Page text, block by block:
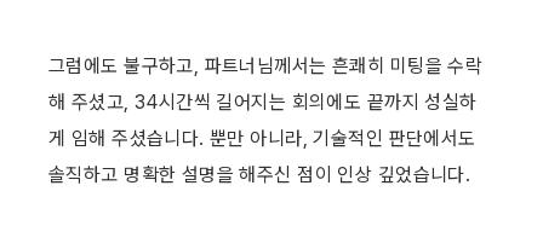
그럼에도 불구하고, 파트너님께서는 흔쾌히 미팅을 수락
해 주셨고, 34시간씩 길어지는 회의에도 끝까지 성실하
게 임해 주셨습니다. 뿐만 아니라, 기술적인 판단에서도
솔직하고 명확한 설명을 해주신 점이 인상 깊었습니다.